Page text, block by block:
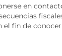
en
fin de